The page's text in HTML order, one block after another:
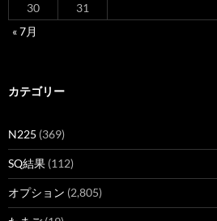
30
31
« 7月
カテゴリー
N225 (369)
SQ結果 (112)
オプション (2,805)